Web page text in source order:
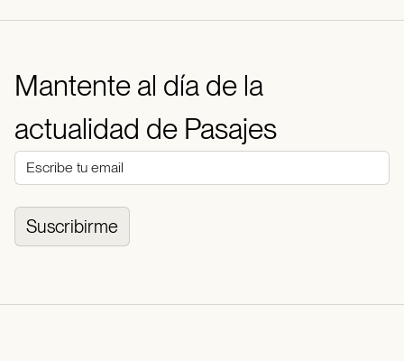
Mantente al día de la
actualidad de Pasajes
Suscribirme